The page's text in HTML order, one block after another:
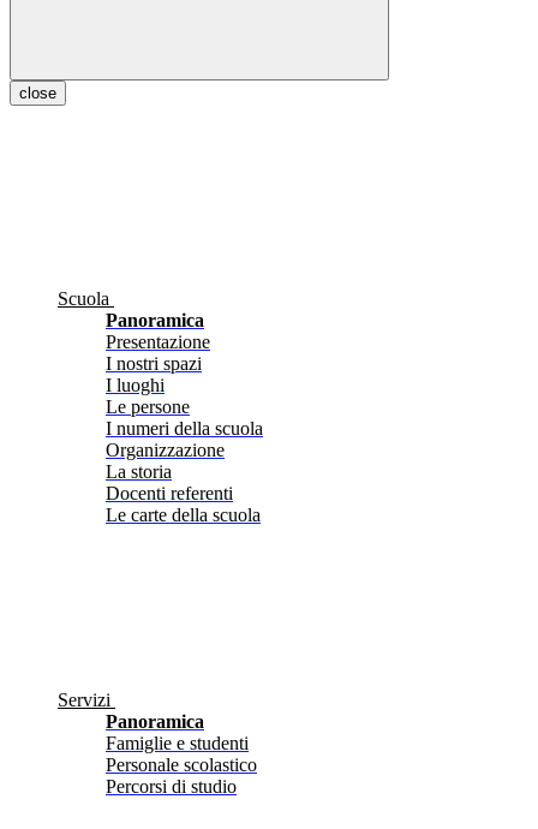
close
Scuola
Panoramica
Presentazione
I nostri spazi
I luoghi
Le persone
I numeri della scuola
Organizzazione
La storia
Docenti referenti
Le carte della scuola
Servizi
Panoramica
Famiglie e studenti
Personale scolastico
Percorsi di studio